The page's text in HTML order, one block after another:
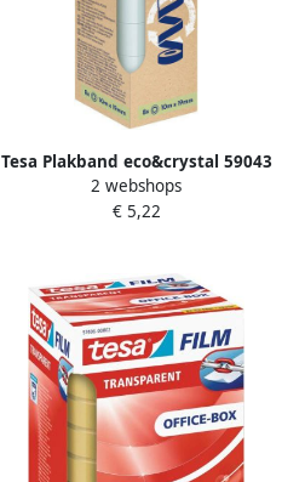
Tesa Plakband eco&crystal 59043
19mmx10m transparant 8 rollen
2 webshops
€ 5,22